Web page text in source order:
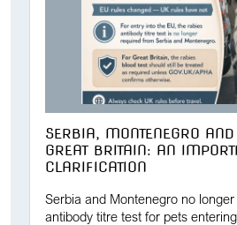
SERBIA, MONTENEGRO AND
GREAT BRITAIN: AN
CLARIFICATION
Serbia and Montenegro no
antibody titre test for pets